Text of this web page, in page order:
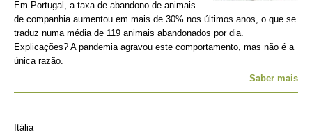
Em Portugal, a taxa de abandono de animais
de companhia aumentou em mais de 30% nos últimos anos, o que se
traduz numa média de 119 animais abandonados por dia.
Explicações? A pandemia agravou este comportamento, mas não é a
única razão.
Saber mais
Itália